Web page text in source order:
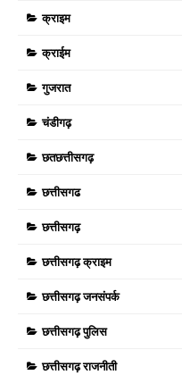
क्राइम
क्राईम
गुजरात
चंडीगढ़
छतछत्तीसगढ़
छत्तीसगढ
छत्तीसगढ़
छत्तीसगढ़ क्राइम
छत्तीसगढ़ जनसंपर्क
छत्तीसगढ़ पुलिस
छत्तीसगढ़ राजनीती